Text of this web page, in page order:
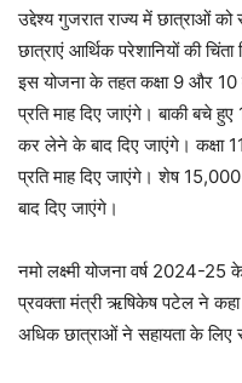
उद्देश्य गुजरात राज्य में छात्राओं
छात्राएं आर्थिक परेशानियों की
इस योजना के तहत कक्षा 9 और
प्रति माह दिए जाएंगे। बाकी बचे हुए
कर लेने के बाद दिए जाएंगे।
प्रति माह दिए जाएंगे। शेष 15,000
बाद दिए जाएंगे।
नमो लक्ष्मी योजना वर्ष 2024-
प्रवक्ता मंत्री ऋषिकेष पटेल ने
अधिक छात्राओं ने सहायता के लिए